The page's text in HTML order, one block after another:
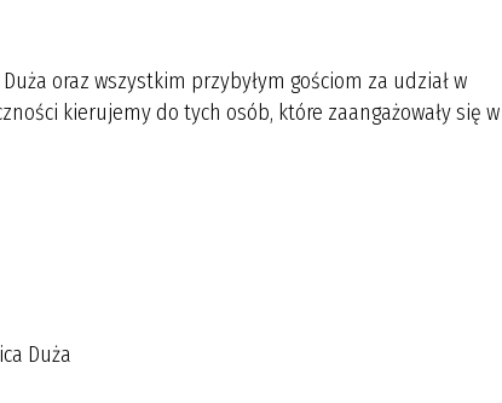
oraz wszystkim przybyłym gościom za udział w
kierujemy do tych osób, które zaangażowały się w
Duża